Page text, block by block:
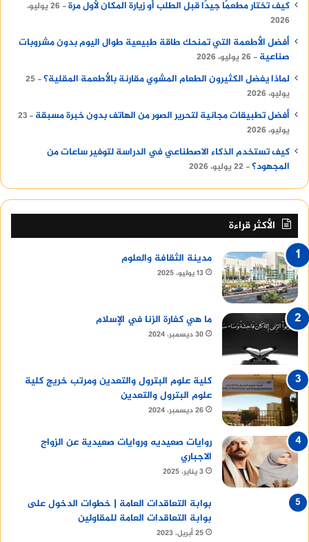
كيف تختار مطعمًا جيدًا قبل الطلب أو زيارة المكان لأول مرة
26 يوليو،
2026
أفضل الأطعمة التي تمنحك طاقة طبيعية طوال اليوم بدون مشروبات
صناعية
26 يوليو، 2026
لماذا يفضل الكثيرون الطعام المشوي مقارنة بالأطعمة المقلية؟
25
يوليو، 2026
أفضل تطبيقات مجانية لتحرير الصور من الهاتف بدون خبرة مسبقة
23
يوليو، 2026
كيف تستخدم الذكاء الاصطناعي في الدراسة لتوفير ساعات من
المجهود؟ 22 يوليو، 2026
الأكثر قراءة
مدينة الثقافة والعلوم
13 يوليو، 2025
ما هي كفارة الزنا في الإسلام
30 ديسمبر، 2024
كلية علوم البترول والتعدين ومرتب خريج كلية
علوم البترول والتعدين
26 ديسمبر، 2024
روايات صعيديه وروايات صعيدية عن الزواج
الاجباري
3 يناير، 2025
بوابة التعاقدات العامة | خطوات الدخول على
بوابة التعاقدات العامة للمقاولين
25 أبريل، 2023